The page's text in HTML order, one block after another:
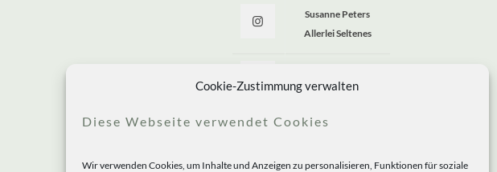
Cookie-Zustimmung verwalten
Diese Webseite verwendet Cookies
Wir verwenden Cookies, um Inhalte und Anzeigen zu personalisieren, Funktionen für soziale
Susanne Peters
Allerlei Seltenes
Allerlei Seltenes